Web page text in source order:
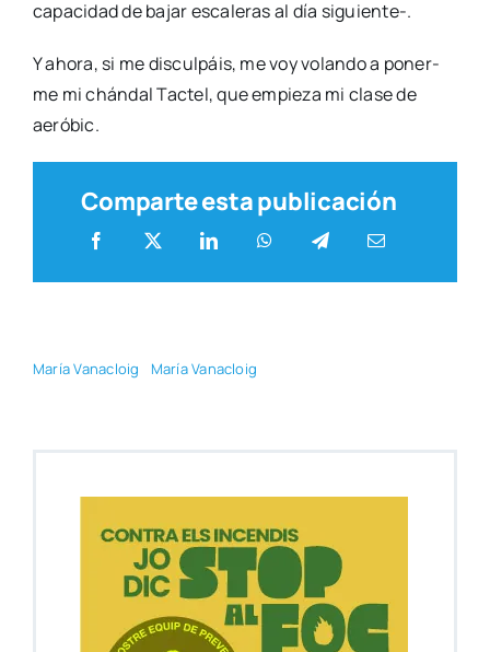
capa­ci­dad de bajar esca­le­ras al día siguie­n­­te-.
Y aho­ra, si me dis­cul­páis, me voy volan­do a poner­
me mi chán­dal Tac­tel, que empie­za mi cla­se de
aeró­bic.
Comparte esta publicación
María Vana­cloig María Vana­cloig